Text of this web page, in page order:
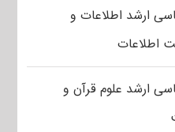
ارشد اطلاعات و
اطلاعات
ارشد علوم قرآن و